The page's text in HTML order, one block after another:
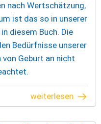
nach Wertschätzung,
ist das so in unserer
diesem Buch. Die
Bedürfnisse unserer
von Geburt an nicht
weiterlesen